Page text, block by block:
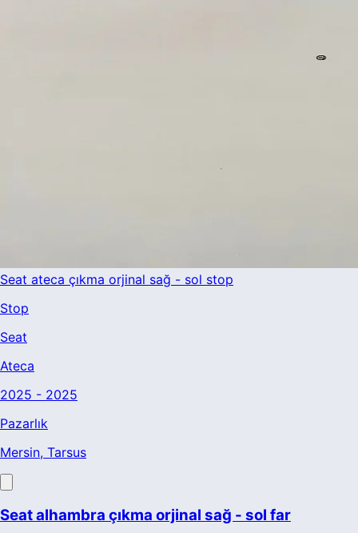
Seat ateca çıkma orjinal sağ - sol stop
Stop
Seat
Ateca
2025 - 2025
Pazarlık
Mersin, Tarsus
Seat alhambra çıkma orjinal sağ - sol far